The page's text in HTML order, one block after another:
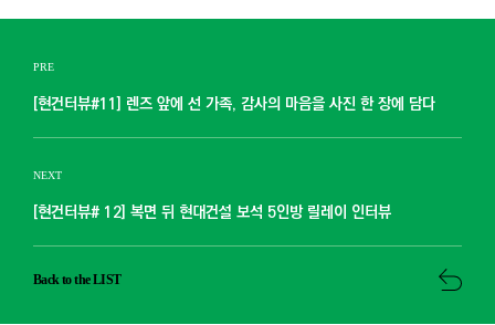
PRE
[현건터뷰#11] 렌즈 앞에 선 가족, 감사의 마음을 사진 한 장에 담다
NEXT
[현건터뷰# 12] 복면 뒤 현대건설 보석 5인방 릴레이 인터뷰
Back to the LIST